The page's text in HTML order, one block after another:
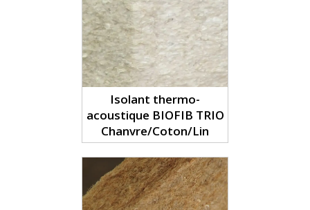
Isolant thermo-
acoustique BIOFIB TRIO
Chanvre/Coton/Lin